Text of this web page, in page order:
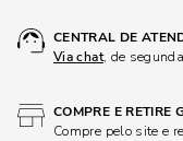
CENTRAL DE
Via chat, de
COMPRE E RETIRE
Compre pelo site e